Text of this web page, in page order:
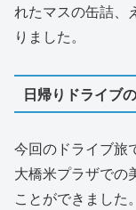
れたマスの缶詰、
りました。
日帰りドライブ
今回のドライブ旅
大橋米プラザでの
ことができました